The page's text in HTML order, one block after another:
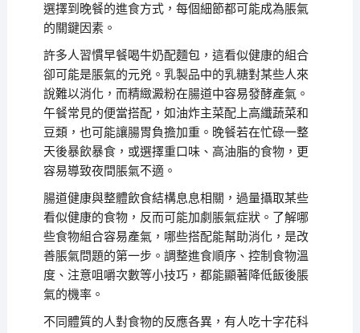
選擇到晚餐的進食方式，每個細節都可能成為脹氣
的關鍵因素。
許多人習慣早餐喝牛奶配麵包，這看似健康的組合
卻可能是脹氣的元兇。乳製品中的乳糖對某些人來
說難以消化，而精緻澱粉在腸道中容易發酵產氣。
午餐常見的便當搭配，如油炸主菜配上高纖蔬菜和
豆類，也可能讓腸胃負擔加重。晚餐若在忙碌一整
天後暴飲暴食，或選擇重口味、高油脂的食物，更
容易導致夜間脹氣不適。
腸道健康與整體飲食結構息息相關，過量攝取某些
看似健康的食物，反而可能加劇脹氣症狀。了解哪
些食物組合容易產氣，哪些搭配能幫助消化，是改
善脹氣問題的第一步。調整進食順序、控制食物溫
度、注意咀嚼次數等小技巧，都能顯著降低飯後脹
氣的機率。
不同體質的人對食物的反應各異，有人吃十字花科